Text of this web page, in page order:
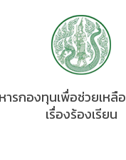
ารกองทุนเพื่อช่วยเหลื
เรื่องร้องเรียน